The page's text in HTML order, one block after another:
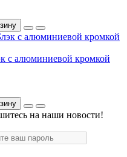
с алюминиевой кромкой
на наши новости!